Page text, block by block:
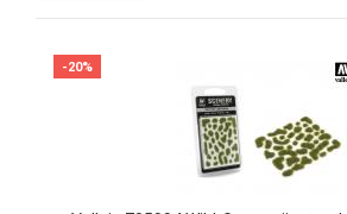
-20%